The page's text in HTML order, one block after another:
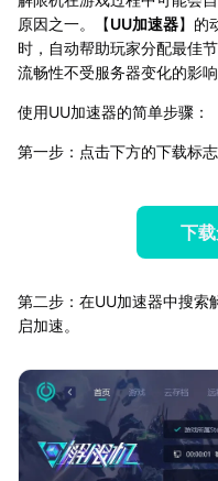
原因之一。【UU加速器】的
时，自动帮助玩家分配最佳
流畅性不受服务器变化的影响
使用UU加速器的简单步骤：
第一步：点击下方的下载标
下
第二步：在UU加速器中搜索
启加速。